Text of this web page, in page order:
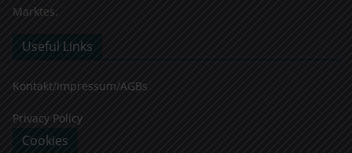
Marktes.
Useful Links
Kontakt/Impressum/AGBs
Privacy Policy
Cookies